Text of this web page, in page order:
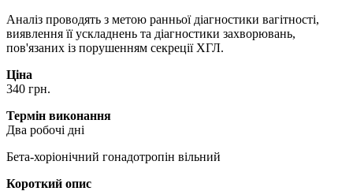
Аналіз проводять з метою ранньої діагностики вагітності,
виявлення її ускладнень та діагностики захворювань,
пов'язаних із порушенням секреції ХГЛ.
Ціна
340 грн.
Термін виконання
Два робочі дні
Бета-хоріонічний гонадотропін вільний
Короткий опис